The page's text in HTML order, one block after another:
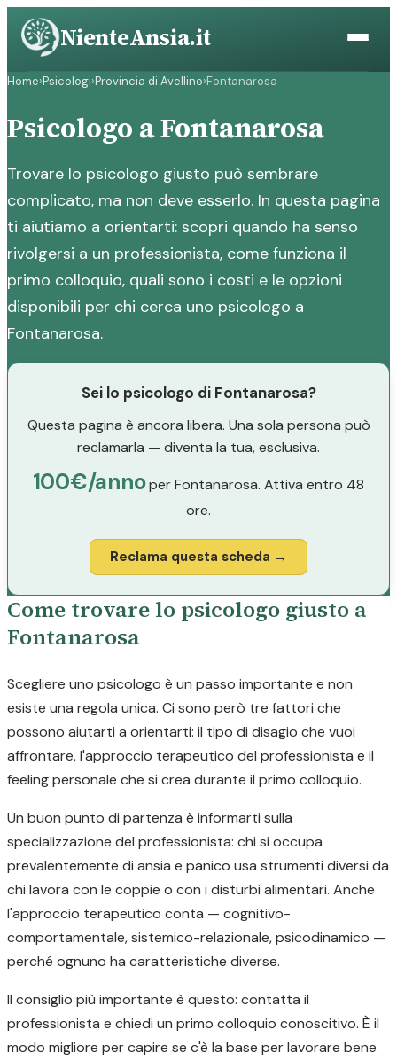
Vai
contenuto
NienteAnsia.it
Home›Psicologi›Provincia di Avellino›Fontanarosa
Psicologo a Fontanarosa
Trovare lo psicologo giusto può sembrare
complicato, ma non deve esserlo. In questa pagina
ti aiutiamo a orientarti: scopri quando ha senso
rivolgersi a un professionista, come funziona il
primo colloquio, quali sono i costi e le opzioni
disponibili per chi cerca uno psicologo a
Fontanarosa.
Sei lo psicologo di Fontanarosa?
Questa pagina è ancora libera. Una sola persona può
reclamarla — diventa la tua, esclusiva.
100€/annoper Fontanarosa. Attiva entro 48
ore.
Reclama questa scheda →
Come trovare lo psicologo giusto a
Fontanarosa
Scegliere uno psicologo è un passo importante e non
esiste una regola unica. Ci sono però tre fattori che
possono aiutarti a orientarti: il tipo di disagio che vuoi
affrontare, l'approccio terapeutico del professionista e il
feeling personale che si crea durante il primo colloquio.
Un buon punto di partenza è informarti sulla
specializzazione del professionista: chi si occupa
prevalentemente di ansia e panico usa strumenti diversi da
chi lavora con le coppie o con i disturbi alimentari. Anche
l'approccio terapeutico conta — cognitivo-
comportamentale, sistemico-relazionale, psicodinamico —
perché ognuno ha caratteristiche diverse.
Il consiglio più importante è questo: contatta il
professionista e chiedi un primo colloquio conoscitivo. È il
modo migliore per capire se c'è la base per lavorare bene